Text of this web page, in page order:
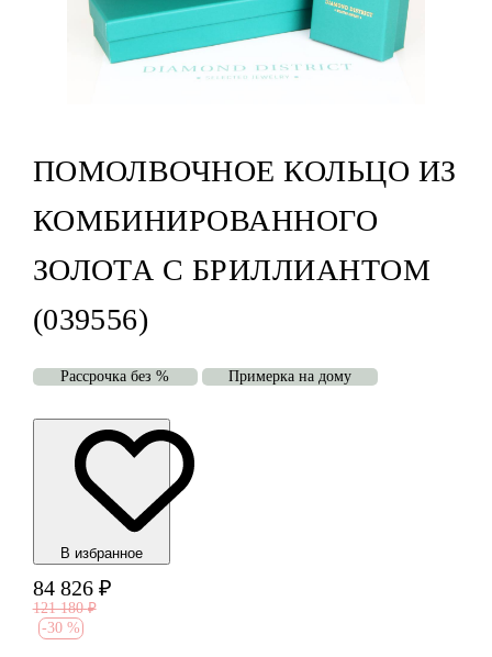
ПОМОЛВОЧНОЕ КОЛЬЦО ИЗ
КОМБИНИРОВАННОГО
ЗОЛОТА С БРИЛЛИАНТОМ
(039556)
Рассрочка без % Примерка на дому
В избранноe
84 826 ₽
121 180 ₽
-30 %